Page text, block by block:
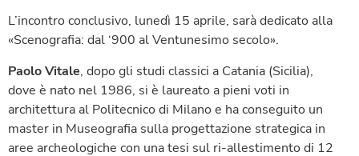
L’incontro conclusivo, lunedì 15 aprile, sarà dedicato alla
«Scenografia: dal ‘900 al Ventunesimo secolo».
Paolo Vitale, dopo gli studi classici a Catania (Sicilia),
dove è nato nel 1986, si è laureato a pieni voti in
architettura al Politecnico di Milano e ha conseguito un
master in Museografia sulla progettazione strategica in
aree archeologiche con una tesi sul ri-allestimento di 12